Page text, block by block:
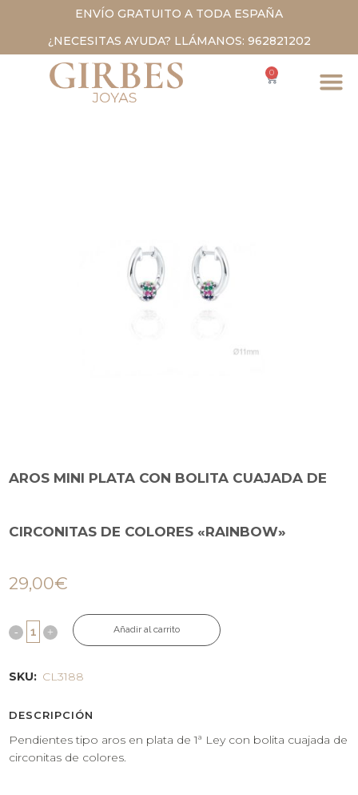
ENVÍO GRATUITO A TODA ESPAÑA
¿NECESITAS AYUDA? LLÁMANOS: 962821202
0
AROS MINI PLATA CON BOLITA CUAJADA DE
CIRCONITAS DE COLORES «RAINBOW»
29,00€
Añadir al carrito
SKU: CL3188
DESCRIPCIÓN
Pendientes tipo aros en plata de 1ª Ley con bolita cuajada de
circonitas de colores.